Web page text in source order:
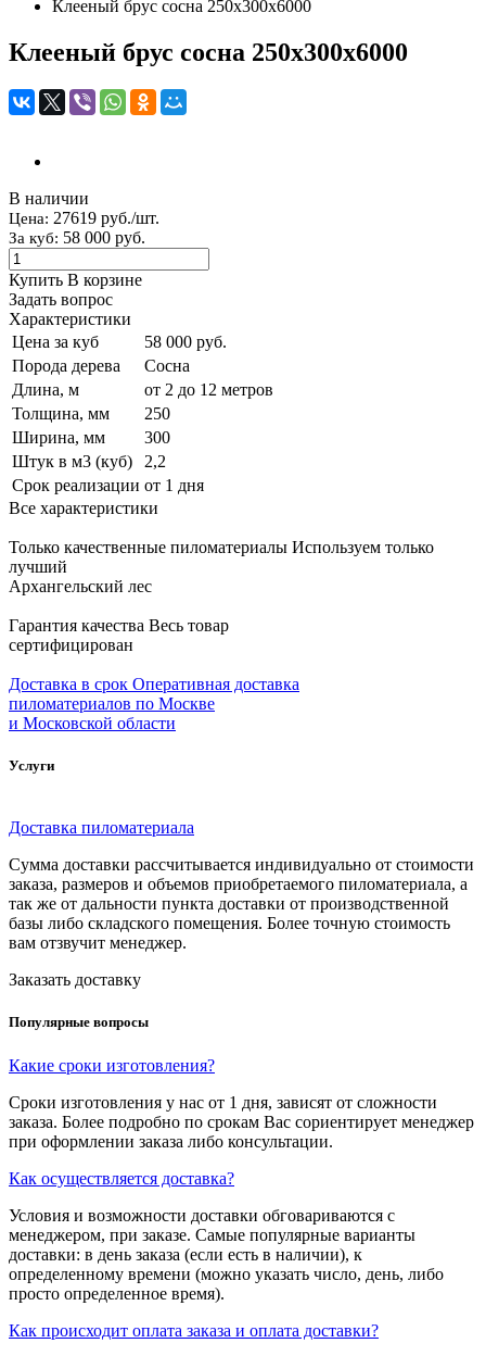
Клееный брус сосна 250х300х6000
Клееный брус сосна 250х300х6000
В наличии
Цена: 27619 руб./шт.
За куб: 58 000 руб.
Купить В корзине
Задать вопрос
Характеристики
Цена за куб
58 000 руб.
Порода дерева
Сосна
Длина, м
от 2 до 12 метров
Толщина, мм
250
Ширина, мм
300
Штук в м3 (куб)
2,2
Срок реализации от 1 дня
Все характеристики
Только качественные пиломатериалы Используем только
лучший
Архангельский лес
Гарантия качества Весь товар
сертифицирован
Доставка в срок Оперативная доставка
пиломатериалов по Москве
и Московской области
Услуги
Доставка пиломатериала
Сумма доставки рассчитывается индивидуально от стоимости
заказа, размеров и объемов приобретаемого пиломатериала, а
так же от дальности пункта доставки от производственной
базы либо складского помещения. Более точную стоимость
вам отзвучит менеджер.
Заказать доставку
Популярные вопросы
Какие сроки изготовления?
Сроки изготовления у нас от 1 дня, зависят от сложности
заказа. Более подробно по срокам Вас сориентирует менеджер
при оформлении заказа либо консультации.
Как осуществляется доставка?
Условия и возможности доставки обговариваются с
менеджером, при заказе. Самые популярные варианты
доставки: в день заказа (если есть в наличии), к
определенному времени (можно указать число, день, либо
просто определенное время).
Как происходит оплата заказа и оплата доставки?